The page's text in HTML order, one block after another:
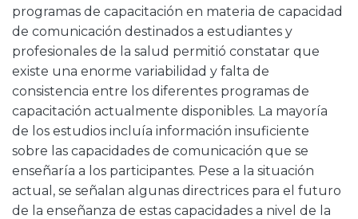
programas de capacitación en materia de capacidad
de comunicación destinados a estudiantes y
profesionales de la salud permitió constatar que
existe una enorme variabilidad y falta de
consistencia entre los diferentes programas de
capacitación actualmente disponibles. La mayoría
de los estudios incluía información insuficiente
sobre las capacidades de comunicación que se
enseñaría a los participantes. Pese a la situación
actual, se señalan algunas directrices para el futuro
de la enseñanza de estas capacidades a nivel de la